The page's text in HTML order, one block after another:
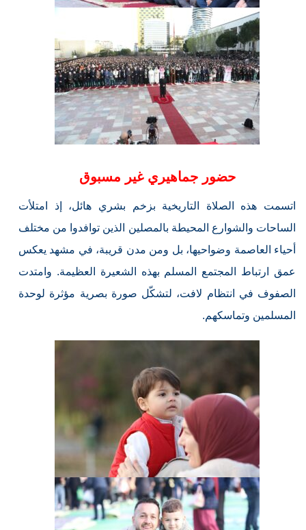
حضور جماهيري غير مسبوق
اتسمت هذه الصلاة التاريخية بزخم بشري هائل، إذ امتلأت
الساحات والشوارع المحيطة بالمصلين الذين توافدوا من مختلف
أحياء العاصمة وضواحيها، بل ومن مدن قريبة، في مشهد يعكس
عمق ارتباط المجتمع المسلم بهذه الشعيرة العظيمة. وامتدت
الصفوف في انتظام لافت، لتشكّل صورة بصرية مؤثرة لوحدة
المسلمين وتماسكهم.